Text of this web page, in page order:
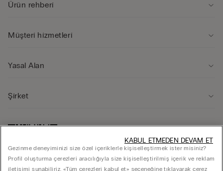
Ürün rehberi̇
Müşteri̇ hi̇zmetleri̇
Yasal Alan
Şi̇rket
Gezinme deneyiminizi size özel içeriklerle kişiselleştirmek ister misiniz?
Profil oluşturma çerezleri aracılığıyla size kişiselleştirilmiş içerik ve reklam
iletişimi sunabiliriz. «Tüm çerezleri kabul et» seçeneğine tıklayarak çerez
KABUL ETMEDEN DEVAM ET